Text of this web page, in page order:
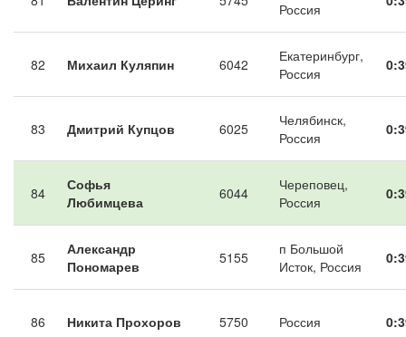
Россия
82 Михаил Куляпин 6042
Екатеринбург,
Россия
83 Дмитрий Купцов 6025
Челябинск,
Россия
84
Софья
Любимцева
6044
Череповец,
Россия
85
Александр
Пономарев
5155
п Большой
Исток, Россия
86 Никита Прохоров 5750 Россия